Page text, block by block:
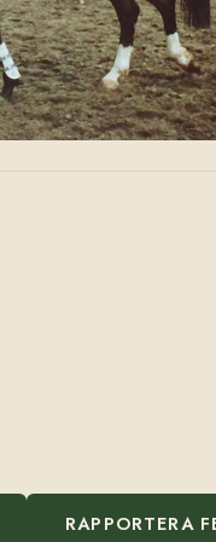
RAPPORTERA